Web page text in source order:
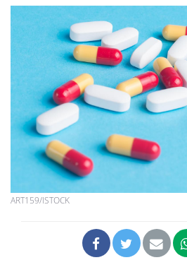
ART159/ISTOCK